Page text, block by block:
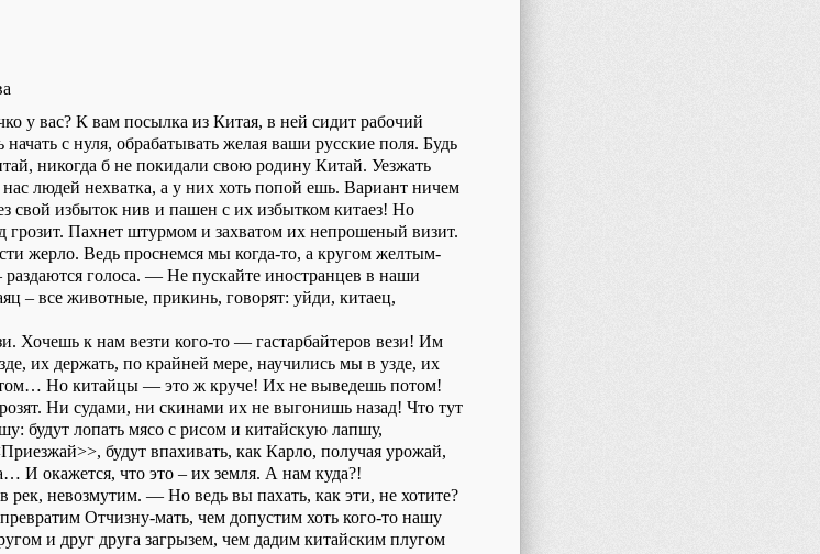
у вас? К вам посылка из Китая, в ней сидит рабочий
с нуля, обрабатывать желая ваши русские поля. Будь
никогда б не покидали свою родину Китай. Уезжать
нас людей нехватка, а у них хоть попой ешь. Вариант ничем
свой избыток нив и пашен с их избытком китаез! Но
грозит. Пахнет штурмом и захватом их непрошеный визит.
жерло. Ведь проснемся мы когда-то, а кругом желтым-
голоса. — Не пускайте иностранцев в наши
– все животные, прикинь, говорят: уйди, китаец,
Хочешь к нам везти кого-то — гастарбайтеров вези! Им
их держать, по крайней мере, научились мы в узде, их
Но китайцы — это ж круче! Их не выведешь потом!
Ни судами, ни скинами их не выгонишь назад! Что тут
будут лопать мясо с рисом и китайскую лапшу,
будут впахивать, как Карло, получая урожай,
И окажется, что это – их земля. А нам куда?!
невозмутим. — Но ведь вы пахать, как эти, не хотите?
Отчизну-мать, чем допустим хоть кого-то нашу
и друг друга загрызем, чем дадим китайским плугом